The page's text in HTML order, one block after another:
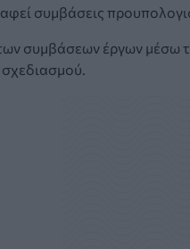
συμβάσεις
συμβάσεων έργων μέσω